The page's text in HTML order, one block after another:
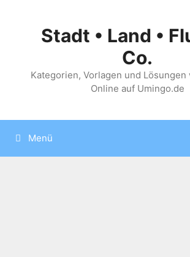
springenStadt • Land •
Co.
Kategorien, Vorlagen und Lösungen
Online auf Umingo.de
Menü